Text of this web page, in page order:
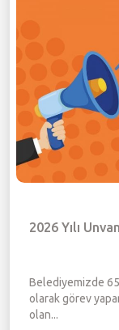
2026 Yılı
Belediyemizde
olarak görev
olan...